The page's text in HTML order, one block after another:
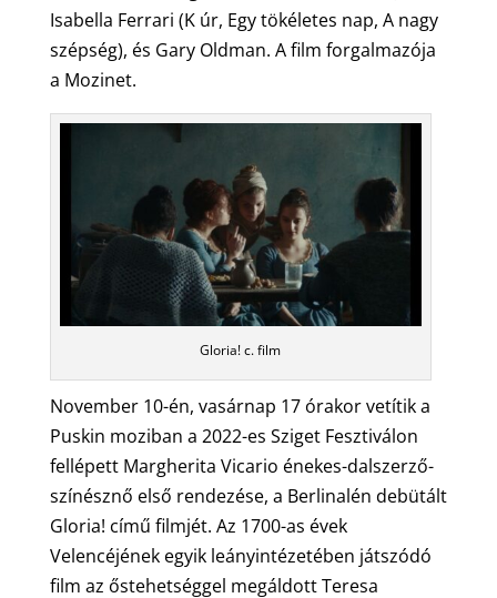
Isabella Ferrari (K úr, Egy tökéletes nap, A nagy
szépség), és Gary Oldman. A film forgalmazója
a Mozinet.
Gloria! c. film
November 10-én, vasárnap 17 órakor vetítik a
Puskin moziban a 2022-es Sziget Fesztiválon
fellépett Margherita Vicario énekes-dalszerző-
színésznő első rendezése, a Berlinalén debütált
Gloria! című filmjét. Az 1700-as évek
Velencéjének egyik leányintézetében játszódó
film az őstehetséggel megáldott Teresa